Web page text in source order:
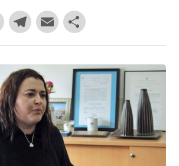
W
h
at
s
A
p
p
T
el
e
gr
a
m
E
m
ai
o
m
p
ar
tir